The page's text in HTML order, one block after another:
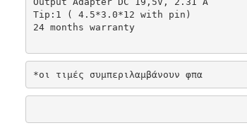
Tip:1 ( 4.5*3.0*12 with pin)
24 months warranty
*οι τιμές συμπεριλαμβάνουν φπα